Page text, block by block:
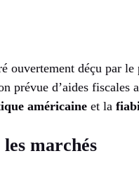
ouvertement déçu par
prévue d’aides
américaine et la
marchés